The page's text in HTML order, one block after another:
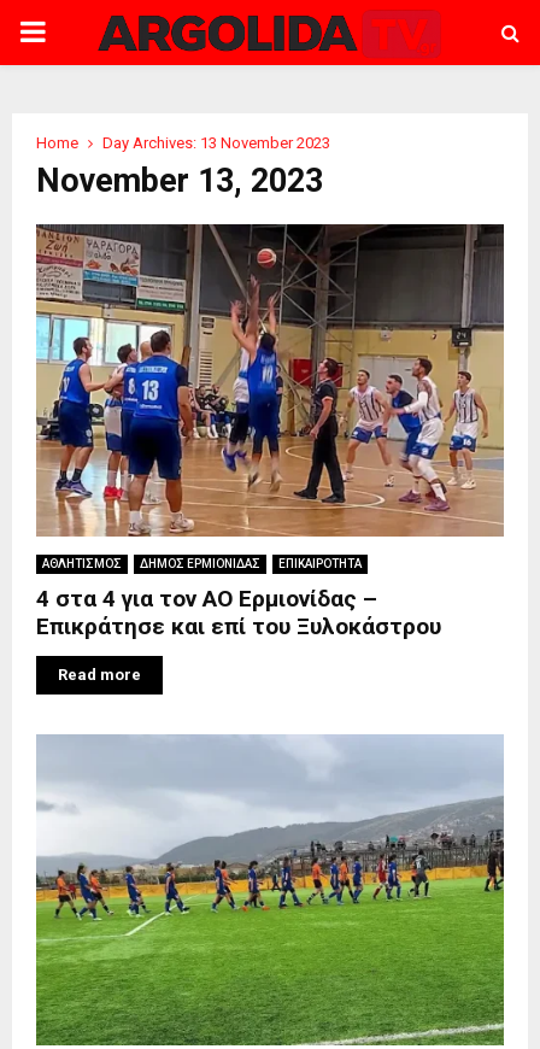
PRIMARY
Home Day Archives: 13 November 2023
November 13, 2023
ΑΘΛΗΤΙΣΜΟΣ ΔΗΜΟΣ ΕΡΜΙΟΝΙΔΑΣ ΕΠΙΚΑΙΡΟΤΗΤΑ
4 στα 4 για τον ΑΟ Ερμιονίδας –
Επικράτησε και επί του Ξυλοκάστρου
Read more